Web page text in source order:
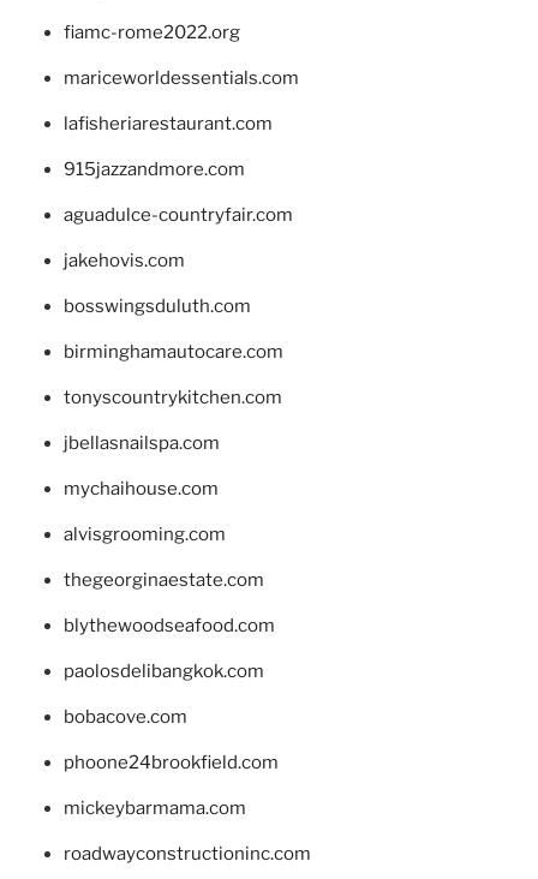
fiamc-rome2022.org
mariceworldessentials.com
lafisheriarestaurant.com
915jazzandmore.com
aguadulce-countryfair.com
jakehovis.com
bosswingsduluth.com
birminghamautocare.com
tonyscountrykitchen.com
jbellasnailspa.com
mychaihouse.com
alvisgrooming.com
thegeorginaestate.com
blythewoodseafood.com
paolosdelibangkok.com
bobacove.com
phoone24brookfield.com
mickeybarmama.com
roadwayconstructioninc.com